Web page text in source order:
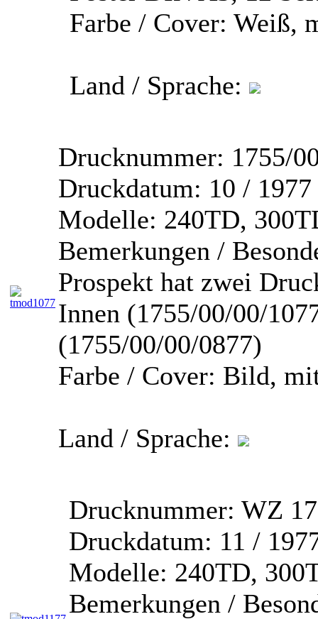
Farbe / Cover: Weiß,
Land / Sprache:
Drucknummer: 1755/
Druckdatum: 10 / 1977
Modelle: 240TD,
Bemerkungen /
Prospekt hat zwei
Innen (1755/00/00/
(1755/00/00/0877)
Farbe / Cover: Bild,
Land / Sprache:
Drucknummer: WZ
Druckdatum: 11 /
Modelle: 240TD,
Bemerkungen /